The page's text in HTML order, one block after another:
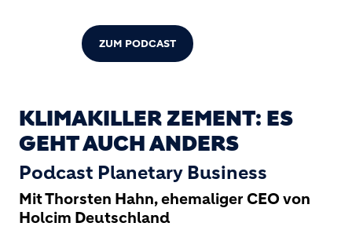
ZUM PODCAST
KLIMAKILLER ZEMENT: ES
GEHT AUCH ANDERS
Podcast Planetary Business
Mit Thorsten Hahn, ehemaliger CEO von
Holcim Deutschland